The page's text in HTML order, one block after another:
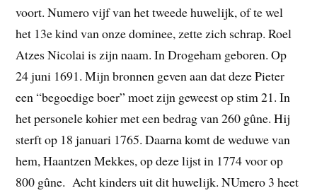
voort. Numero vijf van het tweede huwelijk, of te wel
het 13e kind van onze dominee, zette zich schrap. Roel
Atzes Nicolai is zijn naam. In Drogeham geboren. Op
24 juni 1691. Mijn bronnen geven aan dat deze Pieter
een “begoedige boer” moet zijn geweest op stim 21. In
het personele kohier met een bedrag van 260 gûne. Hij
sterft op 18 januari 1765. Daarna komt de weduwe van
hem, Haantzen Mekkes, op deze lijst in 1774 voor op
800 gûne. Acht kinders uit dit huwelijk. NUmero 3 heet